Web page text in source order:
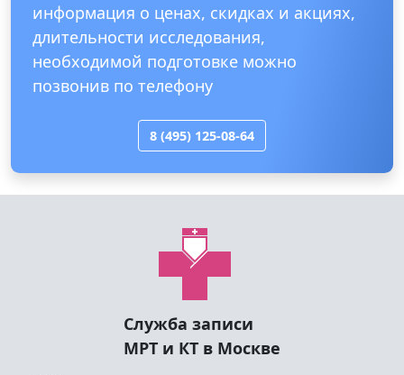
информация о ценах, скидках и акциях,
длительности исследования,
необходимой подготовке можно
позвонив по телефону
8 (495) 125-08-64
Служба записи
МРТ и КТ в Москве